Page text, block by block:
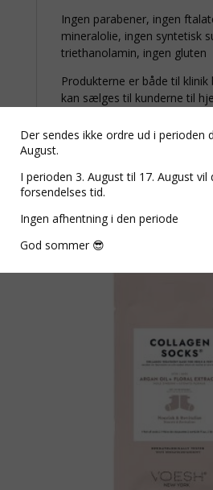
Ingen parabener, ingen
mineralolie, ingen syntetisk
triethanolamin, ingen gluten
Produkterne er både til
kan sælges til kunderne til
Relaterede varer
Der sendes ikke ordre ud i perioden
August.
I perioden 3. August til 17. August
forsendelses tid.
Ingen afhentning i den periode
God sommer 😎